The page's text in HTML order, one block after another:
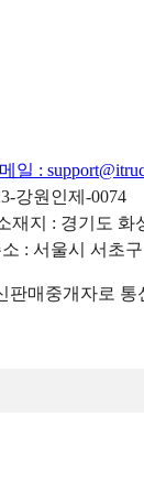
일 :
강원인제-0074
재지 : 경기도
: 서울시 서초
매중개자로